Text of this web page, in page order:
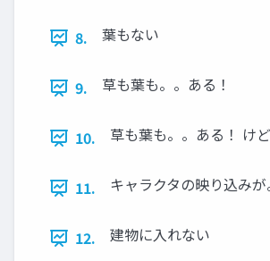
8. 葉もない
9. 草も葉も。。ある！
10. 草も葉も。。ある！ けど
11. キャラクタの映り込み
12. 建物に入れない